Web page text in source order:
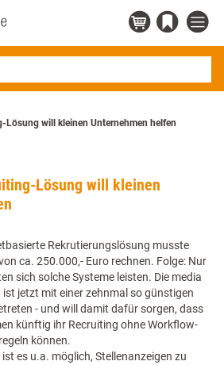
Lösung will kleinen Unternehmen helfen
Lösung will kleinen
Rekrutierungslösung musste
ca. 250.000,- Euro rechnen. Folge: Nur
sich solche Systeme leisten. Die media
jetzt mit einer zehnmal so günstigen
- und will damit dafür sorgen, dass
künftig ihr Recruiting ohne Workflow-
können.
es u.a. möglich, Stellenanzeigen zu